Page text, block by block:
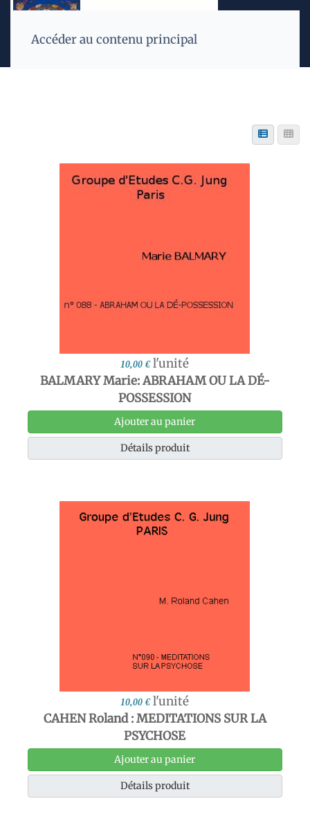
Accéder au contenu principal
10,00 € l'unité
BALMARY Marie: ABRAHAM OU LA DÉ-
POSSESSION
Ajouter au panier
Détails produit
10,00 € l'unité
CAHEN Roland : MEDITATIONS SUR LA
PSYCHOSE
Ajouter au panier
Détails produit